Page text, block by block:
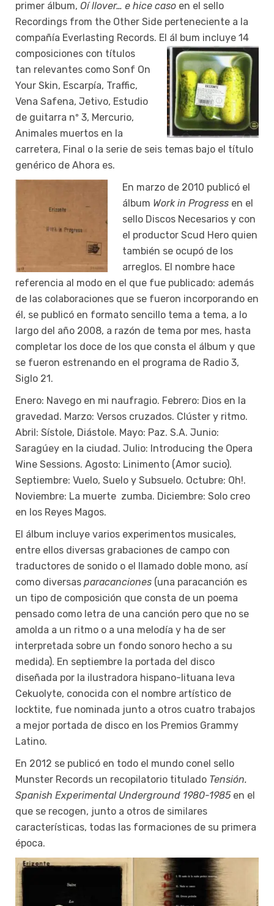
primer álbum, Oí llover… e hice caso en el sello
Recordings from the Other Side perteneciente a la
compañía Everlasting Records. El ál bum incluye 14
composiciones con títulos
tan relevantes como Sonf On
Your Skin, Escarpía, Traffic,
Vena Safena, Jetivo, Estudio
de guitarra nº 3, Mercurio,
Animales muertos en la
carretera, Final o la serie de seis temas bajo el título
genérico de Ahora es.
En marzo de 2010 publicó el
álbum Work in Progress en el
sello Discos Necesarios y con
el productor Scud Hero quien
también se ocupó de los
arreglos. El nombre hace
referencia al modo en el que fue publicado: además
de las colaboraciones que se fueron incorporando en
él, se publicó en formato sencillo tema a tema, a lo
largo del año 2008, a razón de tema por mes, hasta
completar los doce de los que consta el álbum y que
se fueron estrenando en el programa de Radio 3,
Siglo 21.
Enero: Navego en mi naufragio. Febrero: Dios en la
gravedad. Marzo: Versos cruzados. Clúster y ritmo.
Abril: Sístole, Diástole. Mayo: Paz. S.A. Junio:
Saragúey en la ciudad. Julio: Introducing the Opera
Wine Sessions. Agosto: Linimento (Amor sucio).
Septiembre: Vuelo, Suelo y Subsuelo. Octubre: Oh!.
Noviembre: La muerte zumba. Diciembre: Solo creo
en los Reyes Magos.
El álbum incluye varios experimentos musicales,
entre ellos diversas grabaciones de campo con
traductores de sonido o el llamado doble mono, así
como diversas paracanciones (una paracanción es
un tipo de composición que consta de un poema
pensado como letra de una canción pero que no se
amolda a un ritmo o a una melodía y ha de ser
interpretada sobre un fondo sonoro hecho a su
medida). En septiembre la portada del disco
diseñada por la ilustradora hispano-lituana Ieva
Cekuolyte, conocida con el nombre artístico de
Iocktite, fue nominada junto a otros cuatro trabajos
a mejor portada de disco en los Premios Grammy
Latino.
En 2012 se publicó en todo el mundo conel sello
Munster Records un recopilatorio titulado Tensión.
Spanish Experimental Underground 1980-1985en el
que se recogen, junto a otros de similares
características, todas las formaciones de su primera
época.